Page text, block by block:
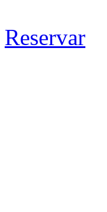
Reservar